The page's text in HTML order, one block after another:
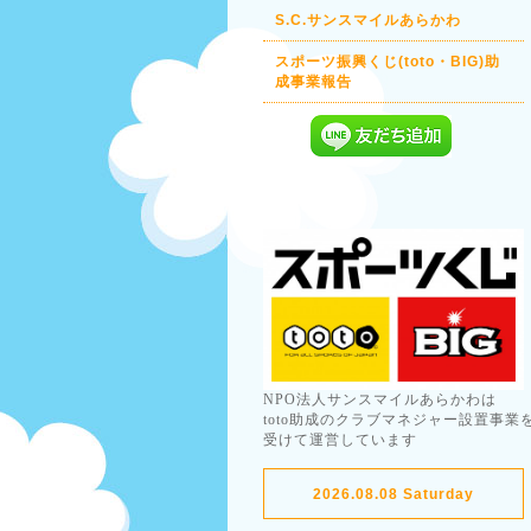
S.C.サンスマイルあらかわ
スポーツ振興くじ(toto・BIG)助
成事業報告
NPO法人サンスマイルあらかわは
toto助成のクラブマネジャー設置事業
受けて運営しています
2026.08.08 Saturday